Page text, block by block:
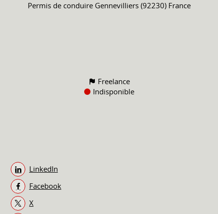
Permis de conduire Gennevilliers (92230) France
Freelance
Indisponible
LinkedIn
Facebook
X